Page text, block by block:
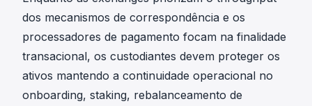
dos mecanismos de correspondência e os
processadores de pagamento focam na finalidade
transacional, os custodiantes devem proteger os
ativos mantendo a continuidade operacional no
onboarding, staking, rebalanceamento de